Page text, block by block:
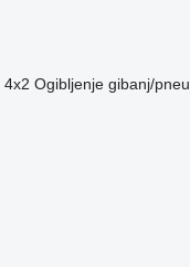
4x2 Ogibljenje gibanj/